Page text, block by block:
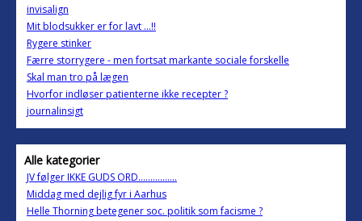
invisalign
Mit blodsukker er for lavt ...!!
Rygere stinker
Færre storrygere - men fortsat markante sociale forskelle
Skal man tro på lægen
Hvorfor indløser patienterne ikke recepter ?
journalinsigt
Alle kategorier
JV følger IKKE GUDS ORD................
Middag med dejlig fyr i Aarhus
Helle Thorning betegener soc. politik som facisme ?